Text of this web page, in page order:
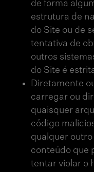
de forma
estrutura de
do Site ou de
tentativa de
outros
do Site é
Diretamente
carregar ou
quaisquer
código
qualquer
conteúdo que
tentar violar o